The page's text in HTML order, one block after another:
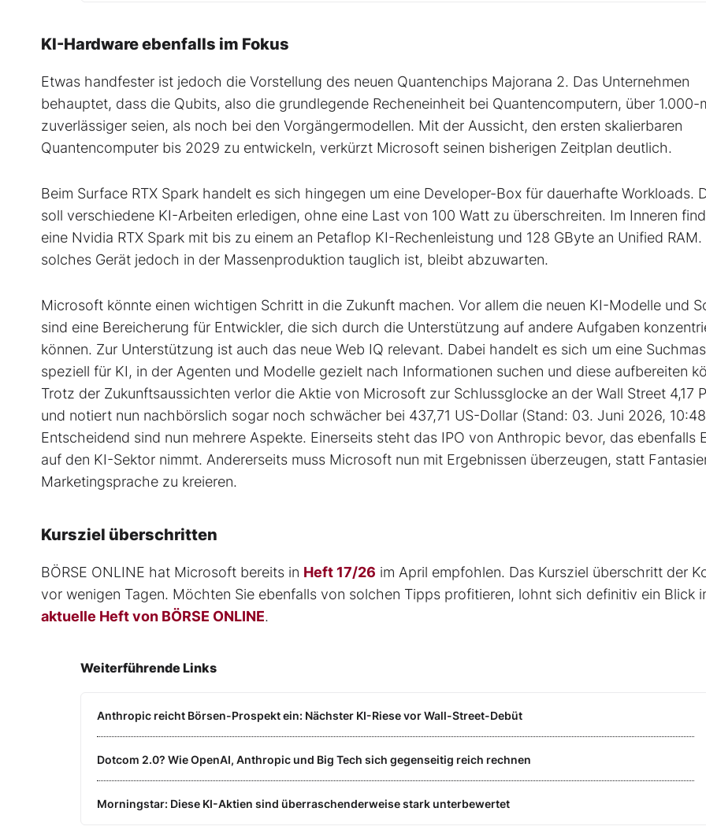
KI-Hardware ebenfalls im Fokus
Etwas handfester ist jedoch die Vorstellung des neuen Quantenchips Majorana 2. Das Unternehmen
behauptet, dass die Qubits, also die grundlegende Recheneinheit bei Quantencomputern, über 1.000-
zuverlässiger seien, als noch bei den Vorgängermodellen. Mit der Aussicht, den ersten skalierbaren
Quantencomputer bis 2029 zu entwickeln, verkürzt Microsoft seinen bisherigen Zeitplan deutlich.
Beim Surface RTX Spark handelt es sich hingegen um eine Developer-Box für dauerhafte Workloads.
soll verschiedene KI-Arbeiten erledigen, ohne eine Last von 100 Watt zu überschreiten. Im Inneren
eine Nvidia RTX Spark mit bis zu einem an Petaflop KI-Rechenleistung und 128 GByte an Unified RAM.
solches Gerät jedoch in der Massenproduktion tauglich ist, bleibt abzuwarten.
Microsoft könnte einen wichtigen Schritt in die Zukunft machen. Vor allem die neuen KI-Modelle und
sind eine Bereicherung für Entwickler, die sich durch die Unterstützung auf andere Aufgaben
können. Zur Unterstützung ist auch das neue Web IQ relevant. Dabei handelt es sich um eine
speziell für KI, in der Agenten und Modelle gezielt nach Informationen suchen und diese aufbereiten
Trotz der Zukunftsaussichten verlor die Aktie von Microsoft zur Schlussglocke an der Wall Street 4,17
und notiert nun nachbörslich sogar noch schwächer bei 437,71 US-Dollar (Stand: 03. Juni 2026,
Entscheidend sind nun mehrere Aspekte. Einerseits steht das IPO von Anthropic bevor, das ebenfalls
auf den KI-Sektor nimmt. Andererseits muss Microsoft nun mit Ergebnissen überzeugen, statt
Marketingsprache zu kreieren.
Kursziel überschritten
BÖRSE ONLINE hat Microsoft bereits in Heft 17/26 im April empfohlen. Das Kursziel überschritt der
vor wenigen Tagen. Möchten Sie ebenfalls von solchen Tipps profitieren, lohnt sich definitiv ein Blick
aktuelle Heft von BÖRSE ONLINE.
Weiterführende Links
Anthropic reicht Börsen-Prospekt ein: Nächster KI-Riese vor Wall-Street-Debüt
Dotcom 2.0? Wie OpenAI, Anthropic und Big Tech sich gegenseitig reich rechnen
Morningstar: Diese KI-Aktien sind überraschenderweise stark unterbewertet